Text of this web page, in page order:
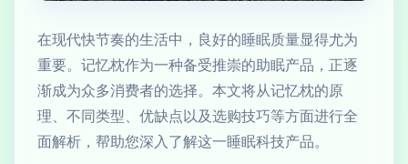
在现代快节奏的生活中，良好的睡眠质量显得尤为
重要。记忆枕作为一种备受推崇的助眠产品，正逐
渐成为众多消费者的选择。本文将从记忆枕的原
理、不同类型、优缺点以及选购技巧等方面进行全
面解析，帮助您深入了解这一睡眠科技产品。